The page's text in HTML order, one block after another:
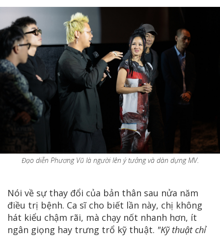
Đạo diễn Phương Vũ là người lên ý tưởng và dàn dựng MV.
Nói về sự thay đổi của bản thân sau nửa năm
điều trị bệnh. Ca sĩ cho biết lần này, chị không
hát kiểu chậm rãi, mà chạy nốt nhanh hơn, ít
ngân giọng hay trưng trổ kỹ thuật. "Kỹ thuật chỉ